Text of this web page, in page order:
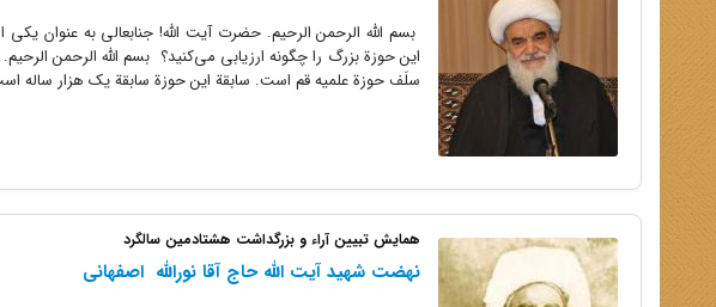
بسم‌ الله الرحمن‌ الرحیم. حضرت آیت ‌الله! جنابعالى به عنوان
این حوزة بزرگ را چگونه ارزیابى مى‌کنید؟ بسم‌ الله الرحمن
سلَف حوزة علمیه قم است. سابقة این حوزة سابقة یک هزار ساله
همایش تبیین آراء و بزرگداشت هشتادمین سالگرد
نهضت شهید آیت ‏الله حاج ‏آقا نورالله ‏ اصفهانى